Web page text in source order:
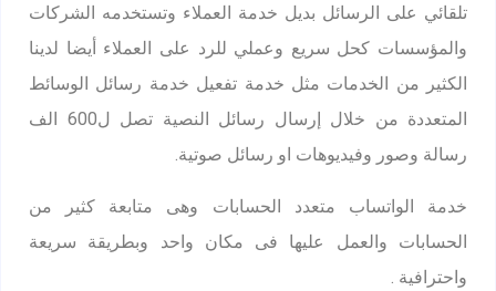
تلقائي على الرسائل بديل خدمة العملاء وتستخدمه الشركات
والمؤسسات كحل سريع وعملي للرد على العملاء أيضا لدينا
الكثير من الخدمات مثل خدمة تفعيل خدمة رسائل الوسائط
المتعددة من خلال إرسال رسائل النصية تصل ل600 الف
رسالة وصور وفيديوهات او رسائل صوتية.
خدمة الواتساب متعدد الحسابات وهى متابعة كثير من
الحسابات والعمل عليها فى مكان واحد وبطريقة سريعة
واحترافية .